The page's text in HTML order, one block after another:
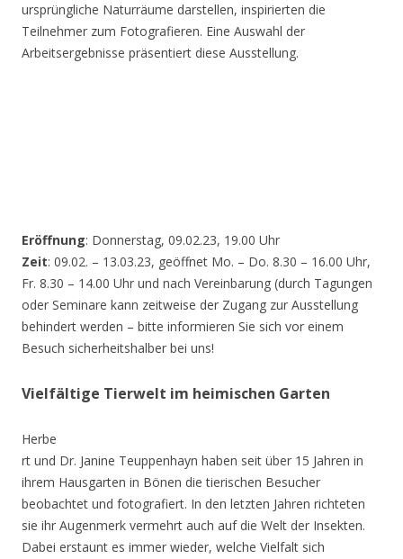
ursprüngliche Naturräume darstellen, inspirierten die
Teilnehmer zum Fotografieren. Eine Auswahl der
Arbeitsergebnisse präsentiert diese Ausstellung.
Eröffnung: Donnerstag, 09.02.23, 19.00 Uhr
Zeit: 09.02. – 13.03.23, geöffnet Mo. – Do. 8.30 – 16.00 Uhr,
Fr. 8.30 – 14.00 Uhr und nach Vereinbarung (durch Tagungen
oder Seminare kann zeitweise der Zugang zur Ausstellung
behindert werden – bitte informieren Sie sich vor einem
Besuch sicherheitshalber bei uns!
Vielfältige Tierwelt im heimischen Garten
Herbe
rt und Dr. Janine Teuppenhayn haben seit über 15 Jahren in
ihrem Hausgarten in Bönen die tierischen Besucher
beobachtet und fotografiert. In den letzten Jahren richteten
sie ihr Augenmerk vermehrt auch auf die Welt der Insekten.
Dabei erstaunt es immer wieder, welche Vielfalt sich